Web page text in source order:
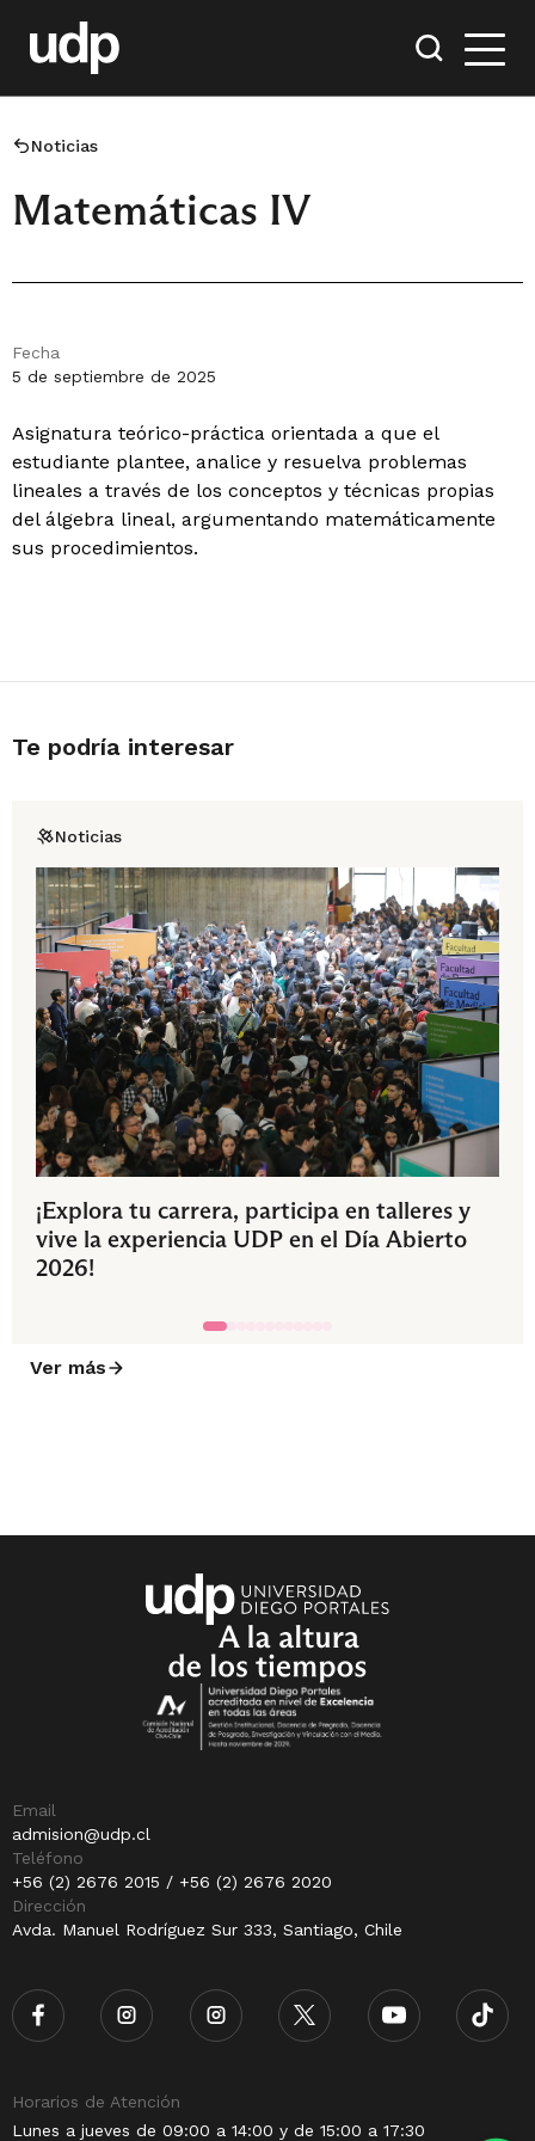
Noticias
Matemáticas IV
Fecha
5 de septiembre de 2025
Asignatura teórico-práctica orientada a que el
estudiante plantee, analice y resuelva problemas
lineales a través de los conceptos y técnicas propias
del álgebra lineal, argumentando matemáticamente
sus procedimientos.
Te podría interesar
Noticias
¡Explora tu carrera, participa en talleres y
vive la experiencia UDP en el Día Abierto
2026!
Ver más
Email
admision@udp.cl
Teléfono
+56 (2) 2676 2015 / +56 (2) 2676 2020
Dirección
Avda. Manuel Rodríguez Sur 333, Santiago, Chile
Horarios de Atención
Lunes a jueves de 09:00 a 14:00 y de 15:00 a 17:30